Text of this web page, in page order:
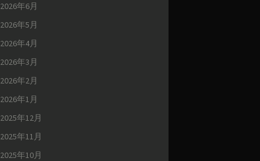
2026年6月
2026年5月
2026年4月
2026年3月
2026年2月
2026年1月
2025年12月
2025年11月
2025年10月